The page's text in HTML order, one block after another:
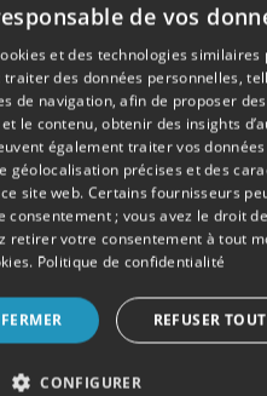
de vos
et des technologies similaires
des données personnelles,
de navigation, afin de proposer
le contenu, obtenir des insights
également traiter vos données
géolocalisation précises et des
site web. Certains fournisseurs
; vous avez le droit
retirer votre consentement à tout
. Politique de confidentialité
REFUSER TOUT
CONFIGURER